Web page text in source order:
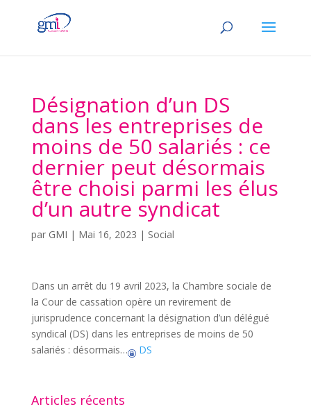
Désignation d’un DS
dans les entreprises de
moins de 50 salariés : ce
dernier peut désormais
être choisi parmi les élus
d’un autre syndicat
par GMI | Mai 16, 2023 | Social
Dans un arrêt du 19 avril 2023, la Chambre sociale de
la Cour de cassation opère un revirement de
jurisprudence concernant la désignation d’un délégué
syndical (DS) dans les entreprises de moins de 50
salariés : désormais…
DS
Articles récents